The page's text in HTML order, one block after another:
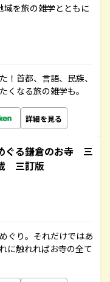
域を旅の雑学とともに
！首都、言語、民族、
くなる旅の雑学も。
詳細を見る
ぐる鎌倉のお寺 三
三訂版
ぐり。それだけではあ
に触れればお寺の全て